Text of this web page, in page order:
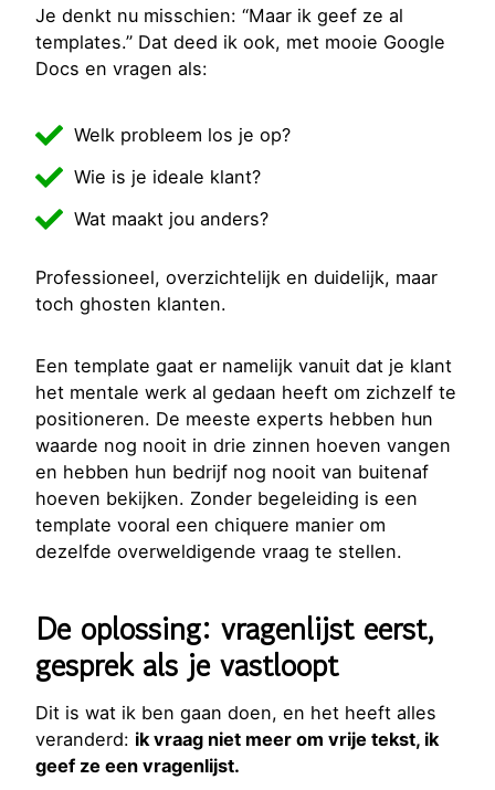
Je denkt nu misschien: “Maar ik geef ze al
templates.” Dat deed ik ook, met mooie Google
Docs en vragen als:
Welk probleem los je op?
Wie is je ideale klant?
Wat maakt jou anders?
Professioneel, overzichtelijk en duidelijk, maar
toch ghosten klanten.
Een template gaat er namelijk vanuit dat je klant
het mentale werk al gedaan heeft om zichzelf te
positioneren. De meeste experts hebben hun
waarde nog nooit in drie zinnen hoeven vangen
en hebben hun bedrijf nog nooit van buitenaf
hoeven bekijken. Zonder begeleiding is een
template vooral een chiquere manier om
dezelfde overweldigende vraag te stellen.
De oplossing: vragenlijst eerst,
gesprek als je vastloopt
Dit is wat ik ben gaan doen, en het heeft alles
veranderd: ik vraag niet meer om vrije tekst, ik
geef ze een vragenlijst.